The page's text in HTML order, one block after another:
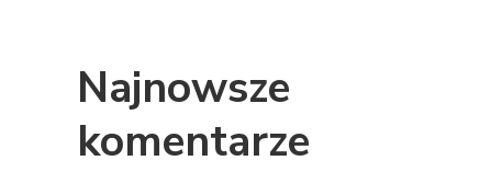
Najnowsze
komentarze